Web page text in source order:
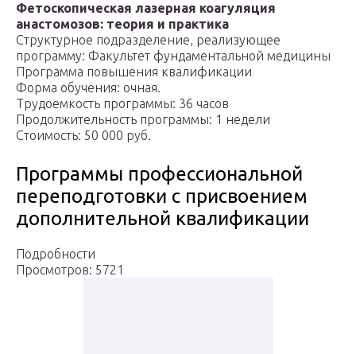
Фетоскопическая лазерная коагуляция
анастомозов: теория и практика
Структурное подразделение, реализующее
программу: Факультет фундаментальной медицины
Программа повышения квалификации
Форма обучения: очная.
Трудоемкость программы: 36 часов
Продолжительность программы: 1 недели
Стоимость: 50 000 руб.
Программы профессиональной
переподготовки с присвоением
дополнительной квалификации
Подробности
Просмотров: 5721